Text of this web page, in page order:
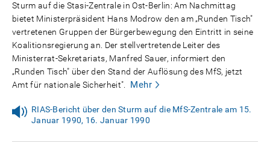
Sturm auf die Stasi-Zentrale in Ost-Berlin: Am Nachmittag
bietet Ministerpräsident Hans Modrow den am „Runden Tisch"
vertretenen Gruppen der Bürgerbewegung den Eintritt in seine
Koalitionsregierung an. Der stellvertretende Leiter des
Ministerrat-Sekretariats, Manfred Sauer, informiert den
„Runden Tisch" über den Stand der Auflösung des MfS, jetzt
Amt für nationale Sicherheit".
Mehr
RIAS-Bericht über den Sturm auf die MfS-Zentrale am 15.
Januar 1990, 16. Januar 1990